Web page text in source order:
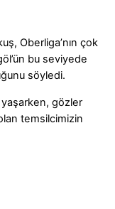
Oberliga’nın çok
bu seviyede
söyledi.
gözler
temsilcimizin